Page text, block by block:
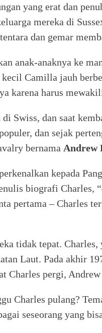
yang erat dan
mereka di
dan gemar
anak-anaknya ke
Camilla jauh
karena harus
Swiss, dan saat
dan sejak
bernama Andrew
kepada
biografi Charles,
pertama – Charles
tidak tepat.
Laut. Pada akhir
Charles pergi,
Charles pulang?
seseorang yang